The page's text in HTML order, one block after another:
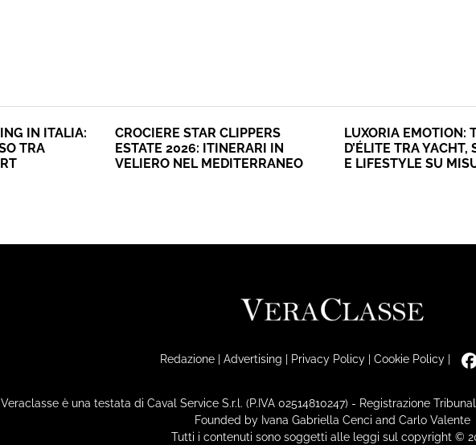
IN ITALIA:
TRA
CROCIERE STAR CLIPPERS
ESTATE 2026: ITINERARI IN
VELIERO NEL MEDITERRANEO
LUXORIA EMOTION:
D’ÉLITE TRA YACHT,
E LIFESTYLE SU
Redazione| Advertising | Privacy Policy| Cookie Policy|
Veraclasse è una testata di Caval Service S.r.l. (P.IVA 02514810247) - Registrazione
Founded by Ivana Gabriella Cenci and Carlo Valente
Tutti i contenuti sono soggetti alle leggi sul copyright ©